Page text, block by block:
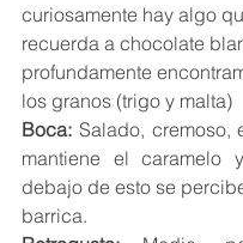
curiosamente hay algo
recuerda a chocolate
profundamente
los granos (trigo y malta)
Boca: Salado, cremoso,
mantiene el caramelo
debajo de esto se
barrica.